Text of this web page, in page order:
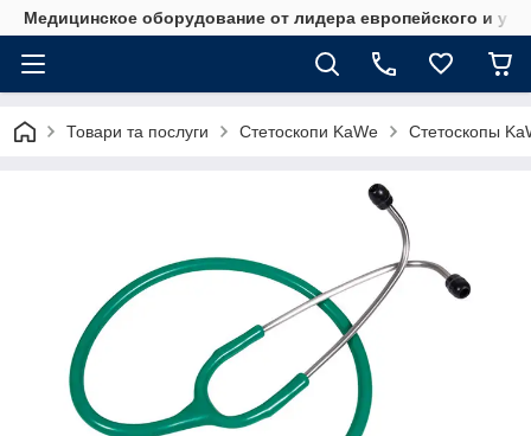
Медицинское оборудование от лидера европейского и
Товари та послуги Стетоскопи KaWe Стетоскопы